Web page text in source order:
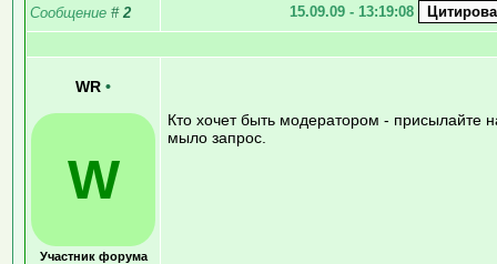
Сообщение # 2 15.09.09 - 13:19:08
WR •
W
Участник форума
Кто хочет быть модератором - присылайте
мыло запрос.